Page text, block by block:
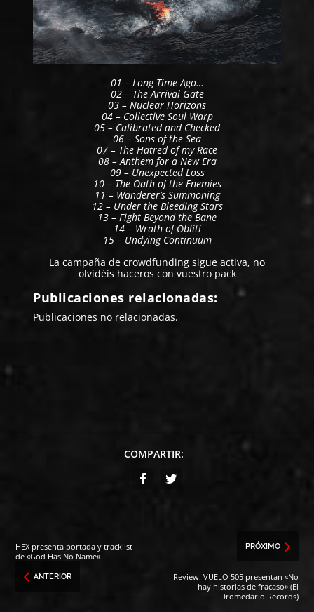
01 – Long Time Ago…
02 – The Arrival Gate
03 – Nuclear Horizons
04 – Collective Soul Warp
05 – Calibrated and Checked
06 – Sons of the Sea
07 – The Hatred of my Race
08 – Anthem for a New Era
09 – Unexpected Loss
10 – The Oath of the Enemies
11 – Wanderer’s Summoning
12 – Under the Bleeding Stars
13 – Fight Beyond the Bane
14 – Wrath of Obliti
15 – Undying Continuum
La campaña de crowdfunding sigue activa, no
olvidéis haceros con vuestro pack
Publicaciones relacionadas:
Publicaciones no relacionadas.
COMPARTIR:
HEX presenta portada y tracklist
de «God Has No Name»
ANTERIOR
PRÓXIMO
Review: VUELO 505 presentan «No
hay historias de fracaso» (El
Dromedario Records)